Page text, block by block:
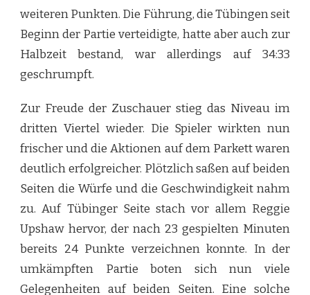
weiteren Punkten. Die Führung, die Tübingen seit
Beginn der Partie verteidigte, hatte aber auch zur
Halbzeit bestand, war allerdings auf 34:33
geschrumpft.
Zur Freude der Zuschauer stieg das Niveau im
dritten Viertel wieder. Die Spieler wirkten nun
frischer und die Aktionen auf dem Parkett waren
deutlich erfolgreicher. Plötzlich saßen auf beiden
Seiten die Würfe und die Geschwindigkeit nahm
zu. Auf Tübinger Seite stach vor allem Reggie
Upshaw hervor, der nach 23 gespielten Minuten
bereits 24 Punkte verzeichnen konnte. In der
umkämpften Partie boten sich nun viele
Gelegenheiten auf beiden Seiten. Eine solche